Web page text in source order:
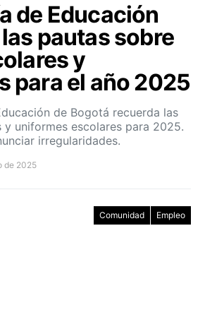
de Educación
pautas sobre
y
para el año 2025
de Bogotá recuerda las
y uniformes escolares para 2025.
irregularidades.
de 2025
Comunidad Empleo